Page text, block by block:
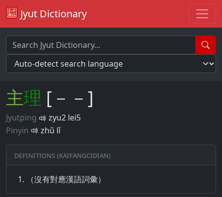
Jyut Dictionary
主理 [－－]
Jyutping
zyu2 lei5
Pinyin
zhǔ lǐ
Definitions (Kaifangcidian)
（沒有對應漢語詞彙）